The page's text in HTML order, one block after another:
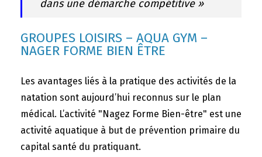
dans une démarche compétitive »
GROUPES LOISIRS – AQUA GYM –
NAGER FORME BIEN ÊTRE
Les avantages liés à la pratique des activités de la
natation sont aujourd’hui reconnus sur le plan
médical. L’activité "Nagez Forme Bien-être" est une
activité aquatique à but de prévention primaire du
capital santé du pratiquant.